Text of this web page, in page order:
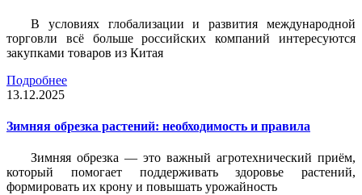
В условиях глобализации и развития международной
торговли всё больше российских компаний интересуются
закупками товаров из Китая
Подробнее
13.12.2025
Зимняя обрезка растений: необходимость и правила
Зимняя обрезка — это важный агротехнический приём,
который помогает поддерживать здоровье растений,
формировать их крону и повышать урожайность